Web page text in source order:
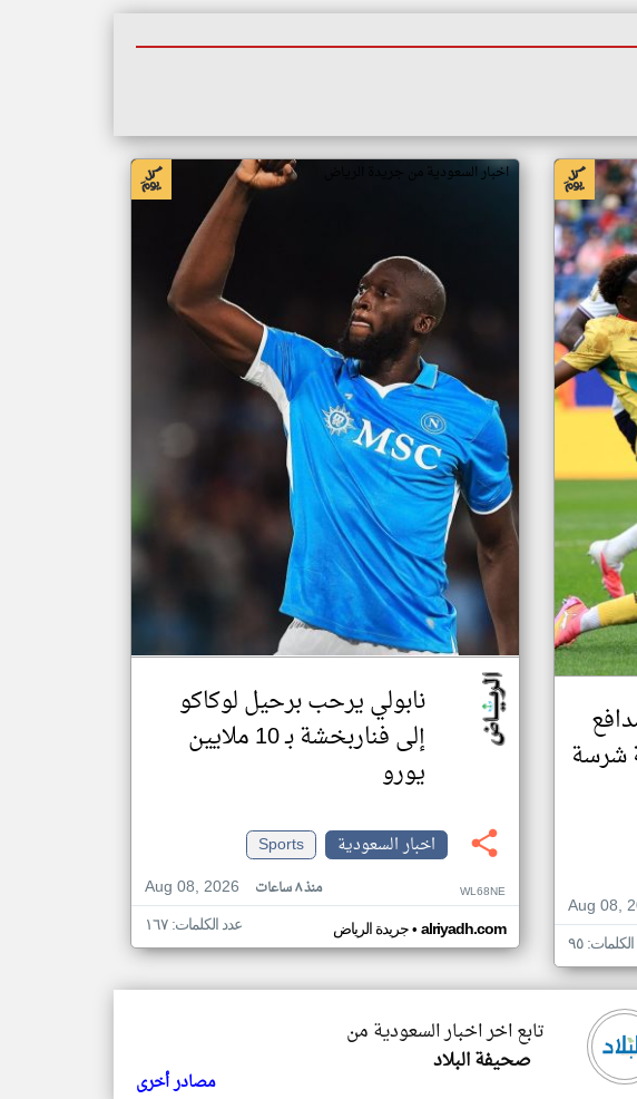
شرسة
Aug 08,
٩٥
اخبار السعودية من جريدة الرياض
نابولي يرحب برحيل لوكاكو
إلى فناربخشة بـ 10 ملايين
يورو
اخبار السعودية
Sports
Aug 08, 2026
منذ ٨ ساعات WL68NE
جريدة الرياض• alriyadh.com عدد الكلمات: ١٦٧
تابع اخر اخبار السعودية من
صحيفة البلاد
مصادر أخرى